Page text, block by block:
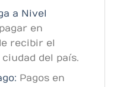
a Nivel
en
recibir el
del país.
Pagos en